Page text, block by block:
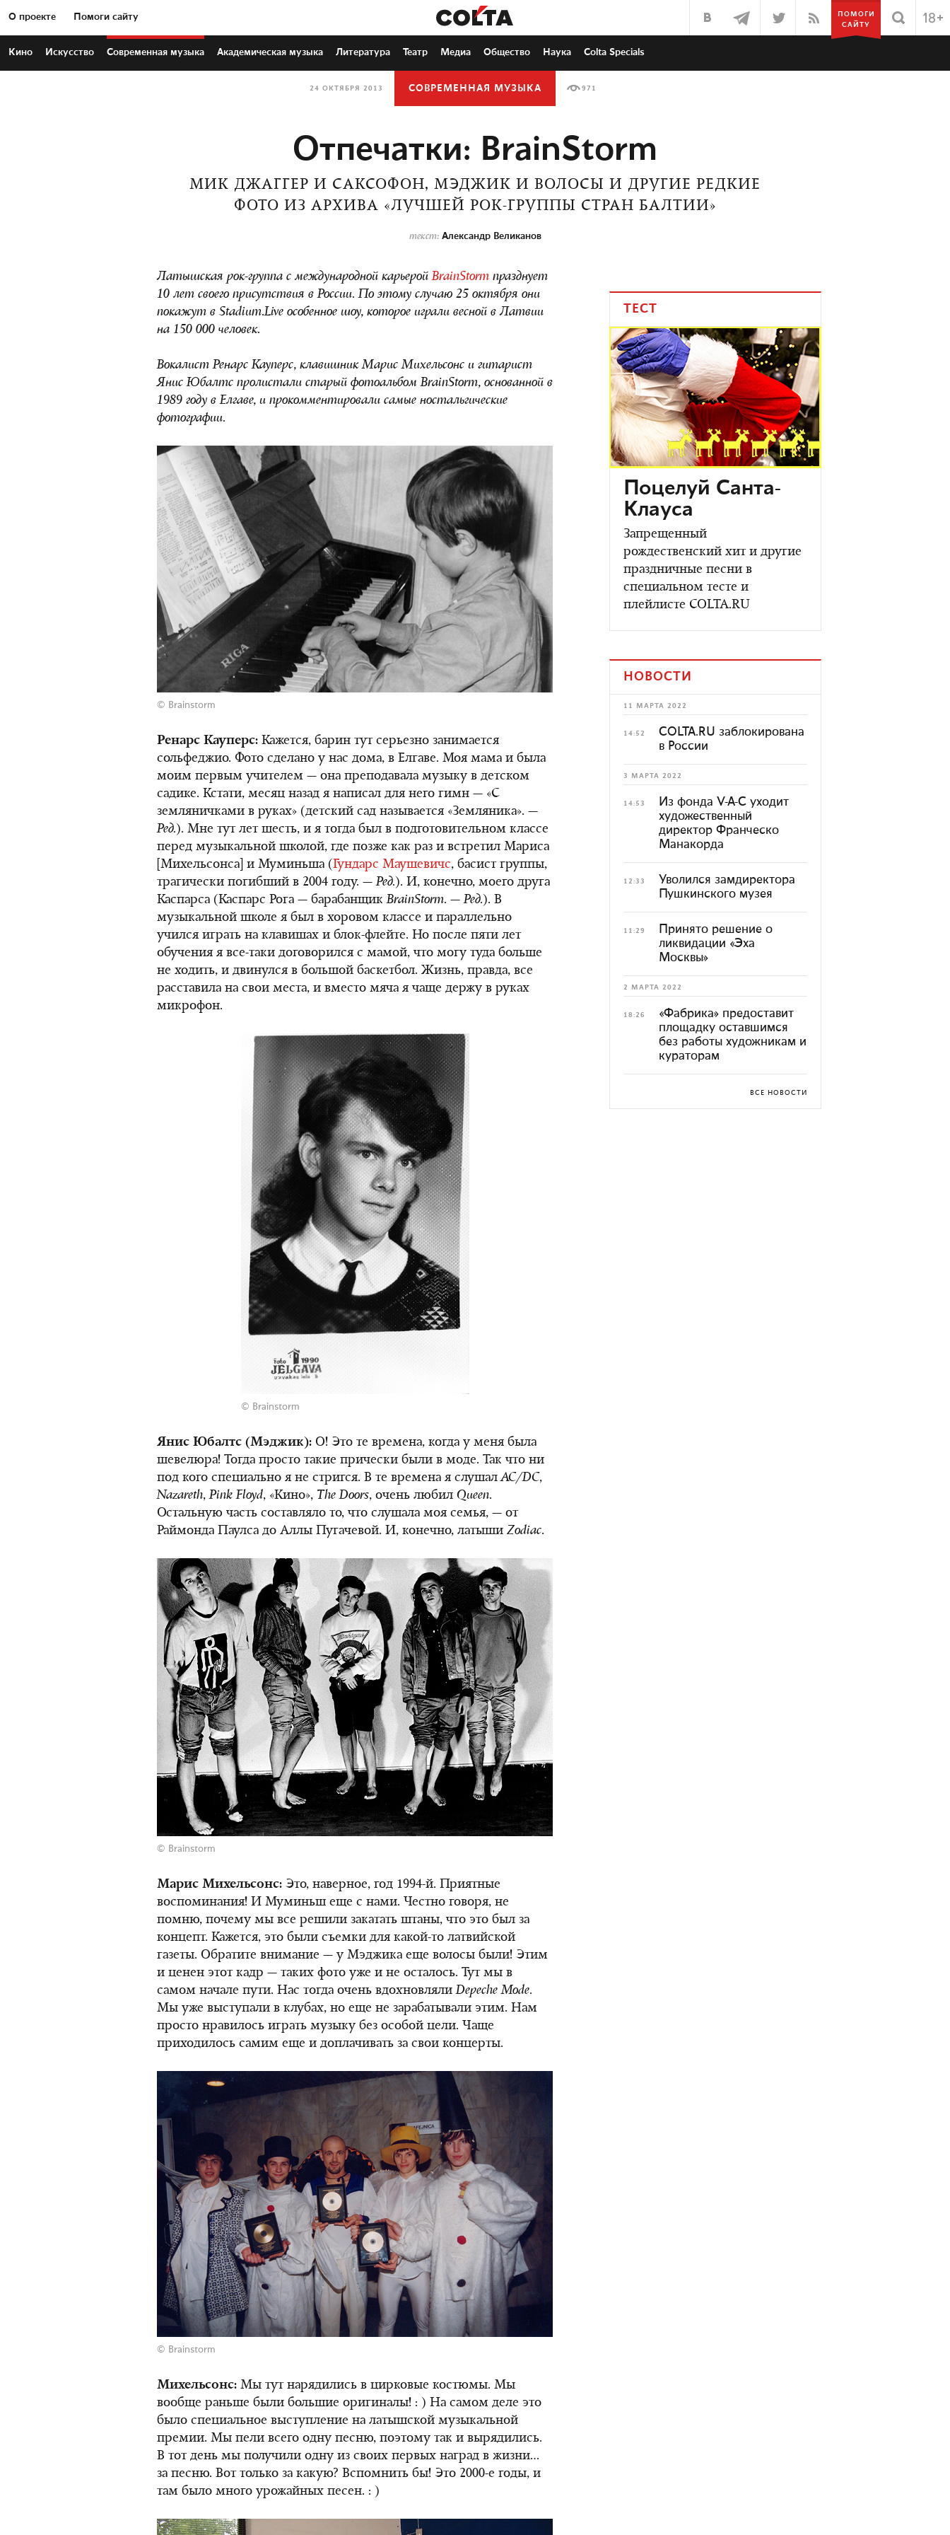
О проекте Помоги сайту
ПОМОГИ
САЙТУ
Кино Искусство Современная музыка Академическая музыка Литература Театр Медиа Общество Наука Colta Specials
24 ОКТЯБРЯ 2013 СОВРЕМЕННАЯ МУЗЫКА 971
Отпечатки: BrainStorm
МИК ДЖАГГЕР И САКСОФОН, МЭДЖИК И ВОЛОСЫ И ДРУГИЕ РЕДКИЕ
ФОТО ИЗ АРХИВА «ЛУЧШЕЙ РОК-ГРУППЫ СТРАН БАЛТИИ»
текст: Александр Великанов
Латышская рок-группа с международной карьеройBrainStorm празднует
10 лет своего присутствия в России. По этому случаю 25 октября они
покажут в Stadium.Live особенное шоу, которое играли весной в Латвии
на 150 000 человек.
Вокалист Ренарс Кауперс, клавишник Марис Михельсонс и гитарист
Янис Юбалтс пролистали старый фотоальбомBrainStorm, основанной в
1989 году в Елгаве, и прокомментировали самые ностальгические
фотографии.
© Brainstorm
Ренарс Кауперс: Кажется, барин тут серьезно занимается
сольфеджио. Фото сделано у нас дома, в Елгаве. Моя мама и была
моим первым учителем — она преподавала музыку в детском
садике. Кстати, месяц назад я написал для него гимн — «С
земляничками в руках» (детский сад называется «Земляника». —
Ред.). Мне тут лет шесть, и я тогда был в подготовительном классе
перед музыкальной школой, где позже как раз и встретил Мариса
[Михельсонса] и Муминьша (Гундарс Маушевичс, басист группы,
трагически погибший в 2004 году. —Ред.). И, конечно, моего друга
Каспарса (Каспарс Рога — барабанщикBrainStorm. —Ред.). В
музыкальной школе я был в хоровом классе и параллельно
учился играть на клавишах и блок-флейте. Но после пяти лет
обучения я все-таки договорился с мамой, что могу туда больше
не ходить, и двинулся в большой баскетбол. Жизнь, правда, все
расставила на свои места, и вместо мяча я чаще держу в руках
микрофон.
© Brainstorm
Янис Юбалтс (Мэджик): О! Это те времена, когда у меня была
шевелюра! Тогда просто такие прически были в моде. Так что ни
под кого специально я не стригся. В те времена я слушалAC/DC,
Nazareth,Pink Floyd, «Кино», The Doors, очень любил Queen.
Остальную часть составляло то, что слушала моя семья, — от
Раймонда Паулса до Аллы Пугачевой. И, конечно, латыши Zodiac.
© Brainstorm
Марис Михельсонс: Это, наверное, год 1994-й. Приятные
воспоминания! И Муминьш еще с нами. Честно говоря, не
помню, почему мы все решили закатать штаны, что это был за
концепт. Кажется, это были съемки для какой-то латвийской
газеты. Обратите внимание — у Мэджика еще волосы были! Этим
и ценен этот кадр — таких фото уже и не осталось. Тут мы в
самом начале пути. Нас тогда очень вдохновлялиDepeche Mode.
Мы уже выступали в клубах, но еще не зарабатывали этим. Нам
просто нравилось играть музыку без особой цели. Чаще
приходилось самим еще и доплачивать за свои концерты.
© Brainstorm
Михельсонс: Мы тут нарядились в цирковые костюмы. Мы
вообще раньше были большие оригиналы! : ) На самом деле это
было специальное выступление на латышской музыкальной
премии. Мы пели всего одну песню, поэтому так и вырядились.
В тот день мы получили одну из своих первых наград в жизни…
за песню. Вот только за какую? Вспомнить бы! Это 2000-е годы, и
там было много урожайных песен. : )
ТЕСТ
Поцелуй Санта-
Клауса
Запрещенный
рождественский хит и другие
праздничные песни в
специальном тесте и
плейлисте COLTA.RU
НОВОСТИ
11 МАРТА 2022
14:52
COLTA.RU заблокирована
в России
3 МАРТА 2022
14:53
Из фонда V-A-C уходит
художественный
директор Франческо
Манакорда
12:33
Уволился замдиректора
Пушкинского музея
11:29
Принято решение о
ликвидации «Эха
Москвы»
2 МАРТА 2022
18:26
«Фабрика» предоставит
площадку оставшимся
без работы художникам и
кураторам
ВСЕ НОВОСТИ